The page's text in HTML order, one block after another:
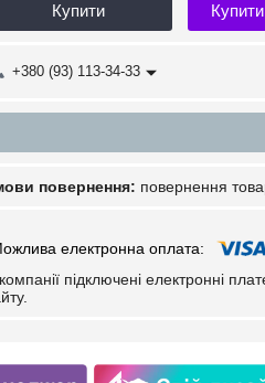
Купити
+380 (93) 113-34-33
повернення
підключені електронні